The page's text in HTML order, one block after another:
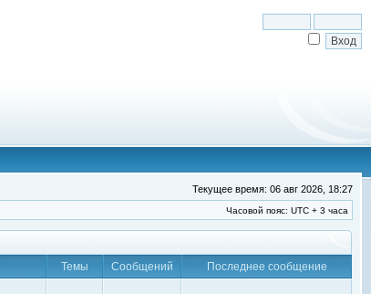
Текущее время: 06 авг 2026, 18:27
Часовой пояс: UTC + 3 часа
Темы Сообщений
Последнее сообщение